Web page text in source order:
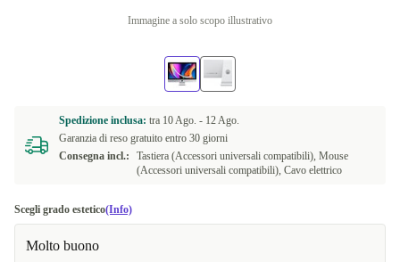
Immagine a solo scopo illustrativo
Spedizione inclusa: tra 10 Ago. - 12 Ago.
Garanzia di reso gratuito entro 30 giorni
Consegna incl.:
Tastiera (Accessori universali compatibili), Mouse
(Accessori universali compatibili), Cavo elettrico
Scegli grado estetico(Info)
Molto buono